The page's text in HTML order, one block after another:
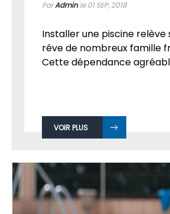
ParAdminle 01SEP, 2018
Installer une piscine relève
rêve de nombreux famille
Cette dépendance
VOIR PLUS